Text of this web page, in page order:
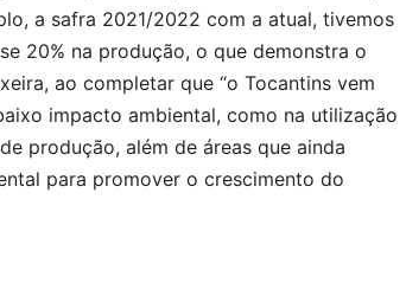
a safra 2021/2022 com a atual, tivemos
20% na produção, o que demonstra o
ao completar que “o Tocantins vem
impacto ambiental, como na utilização
produção, além de áreas que ainda
para promover o crescimento do